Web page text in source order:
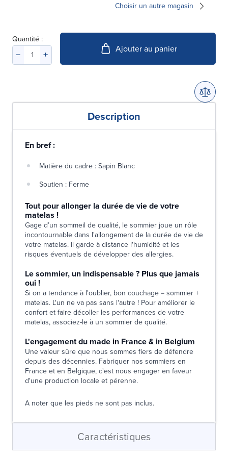
Choisir un autre magasin
Quantité :
Ajouter au panier
Description
En bref :
Matière du cadre : Sapin Blanc
Soutien : Ferme
Tout pour allonger la durée de vie de votre
matelas !
Gage d’un sommeil de qualité, le sommier joue un rôle
incontournable dans l'allongement de la durée de vie de
votre matelas. Il garde à distance l'humidité et les
risques éventuels de développer des allergies.
Le sommier, un indispensable ? Plus que jamais
oui !
Si on a tendance à l'oublier, bon couchage = sommier +
matelas. L'un ne va pas sans l'autre ! Pour améliorer le
confort et faire décoller les performances de votre
matelas, associez-le à un sommier de qualité.
L'engagement du made in France & in Belgium
Une valeur sûre que nous sommes fiers de défendre
depuis des décennies. Fabriquer nos sommiers en
France et en Belgique, c'est nous engager en faveur
d'une production locale et pérenne.
A noter que les pieds ne sont pas inclus.
Caractéristiques